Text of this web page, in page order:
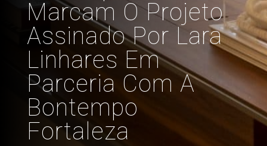
Marcam O Projeto
Assinado Por Lara
Linhares Em
Parceria Com A
Bontempo
Fortaleza